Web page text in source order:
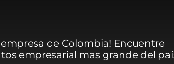
de Colombia! Encuentre
empresarial mas grande del